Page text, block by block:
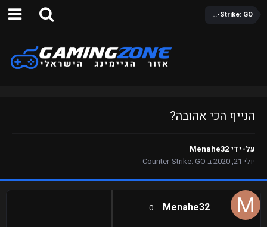
Counter-Strike: GO
הנייף הכי אהובה?
על-ידיMenahe32
יולי 21, 2020
ב Counter-Strike: GO
Menahe32
0